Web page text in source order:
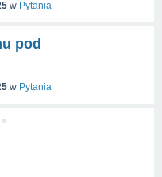
w Pytania
pod
w Pytania
a